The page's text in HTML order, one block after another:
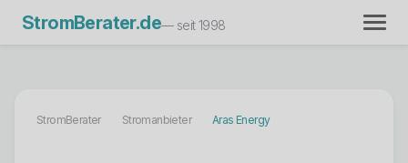
StromBerater.de— seit 1998
StromBerater Stromanbieter Aras Energy